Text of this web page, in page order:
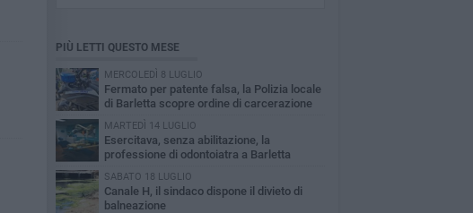
PIÙ LETTI QUESTO MESE
MERCOLEDÌ 8 LUGLIO
Fermato per patente falsa, la Polizia locale
di Barletta scopre ordine di carcerazione
MARTEDÌ 14 LUGLIO
Esercitava, senza abilitazione, la
professione di odontoiatra a Barletta
SABATO 18 LUGLIO
Canale H, il sindaco dispone il divieto di
balneazione